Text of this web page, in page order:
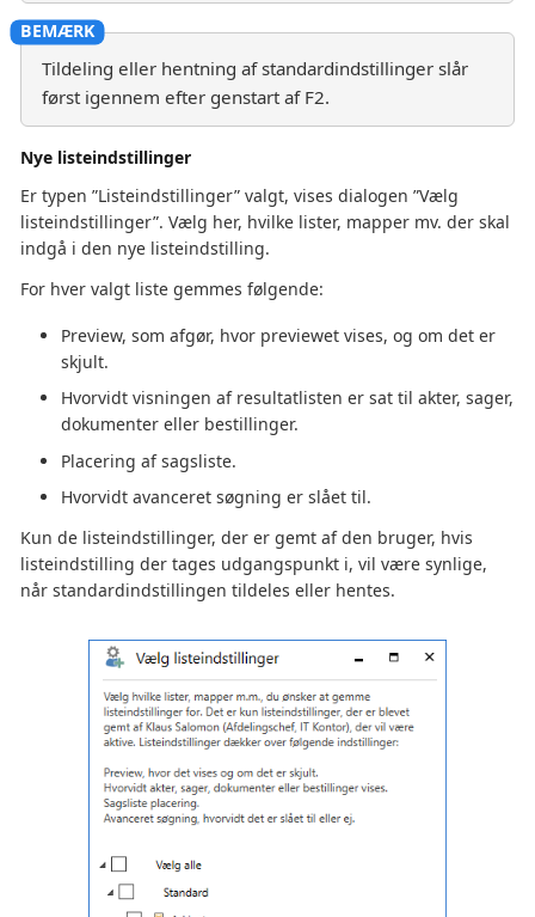
Tildeling eller hentning af standardindstillinger slår
først igennem efter genstart af F2.
Nye listeindstillinger
Er typen ”Listeindstillinger” valgt, vises dialogen ”Vælg
listeindstillinger”. Vælg her, hvilke lister, mapper mv. der skal
indgå i den nye listeindstilling.
For hver valgt liste gemmes følgende:
Preview, som afgør, hvor previewet vises, og om det er
skjult.
Hvorvidt visningen af resultatlisten er sat til akter, sager,
dokumenter eller bestillinger.
Placering af sagsliste.
Hvorvidt avanceret søgning er slået til.
Kun de listeindstillinger, der er gemt af den bruger, hvis
listeindstilling der tages udgangspunkt i, vil være synlige,
når standardindstillingen tildeles eller hentes.